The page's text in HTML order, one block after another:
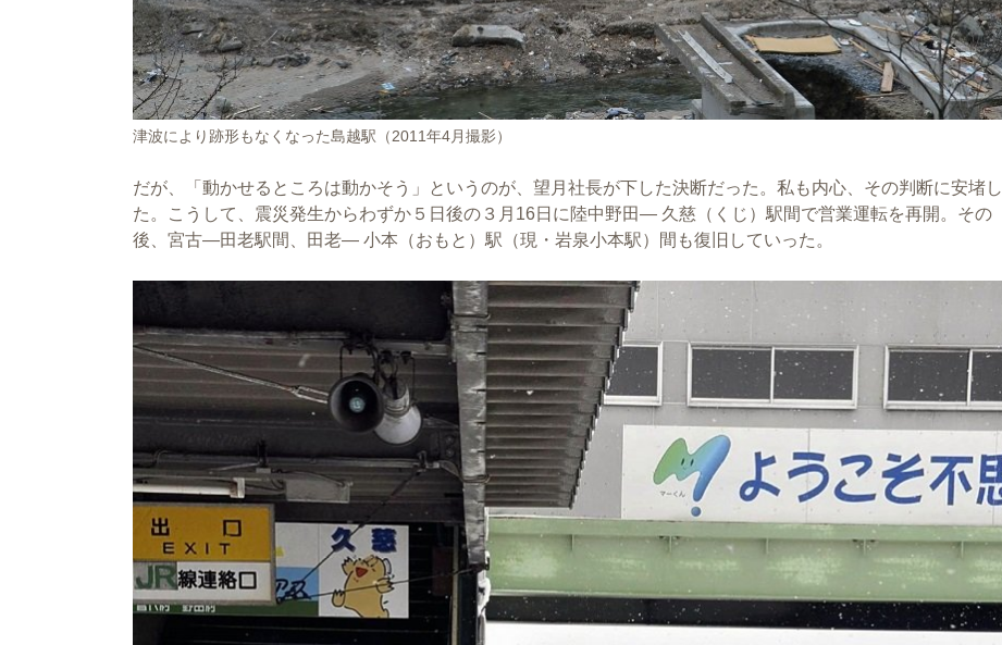
津波により跡形もなくなった島越駅（2011年4月撮影）
だが、「動かせるところは動かそう」というのが、望月社長が下した決断だった。私も内心、その判断に安堵し
た。こうして、震災発生からわずか５日後の３月16日に陸中野田― 久慈（くじ）駅間で営業運転を再開。その
後、宮古―田老駅間、田老― 小本（おもと）駅（現・岩泉小本駅）間も復旧していった。